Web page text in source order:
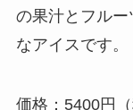
の果汁とフル
なアイスです。
価格：5400円（